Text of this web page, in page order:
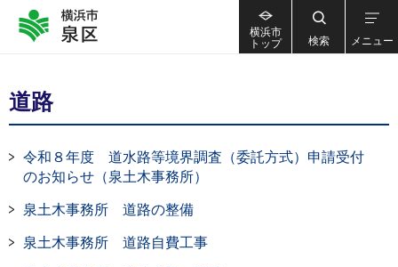
横浜市
トップ
検索 メニュー
道路
令和８年度 道水路等境界調査（委託方式）申請受付
のお知らせ（泉土木事務所）
泉土木事務所 道路の整備
泉土木事務所 道路自費工事